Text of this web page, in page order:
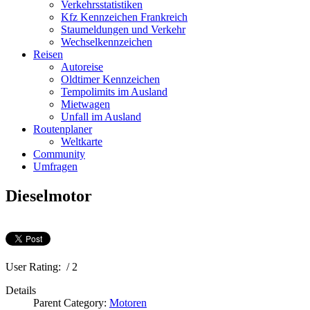
Verkehrsstatistiken
Kfz Kennzeichen Frankreich
Staumeldungen und Verkehr
Wechselkennzeichen
Reisen
Autoreise
Oldtimer Kennzeichen
Tempolimits im Ausland
Mietwagen
Unfall im Ausland
Routenplaner
Weltkarte
Community
Umfragen
Dieselmotor
User Rating: / 2
Details
Parent Category: Motoren